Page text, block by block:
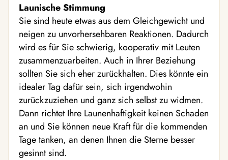
Launische Stimmung
Sie sind heute etwas aus dem Gleichgewicht und
neigen zu unvorhersehbaren Reaktionen. Dadurch
wird es für Sie schwierig, kooperativ mit Leuten
zusammenzuarbeiten. Auch in Ihrer Beziehung
sollten Sie sich eher zurückhalten. Dies könnte ein
idealer Tag dafür sein, sich irgendwohin
zurückzuziehen und ganz sich selbst zu widmen.
Dann richtet Ihre Launenhaftigkeit keinen Schaden
an und Sie können neue Kraft für die kommenden
Tage tanken, an denen Ihnen die Sterne besser
gesinnt sind.